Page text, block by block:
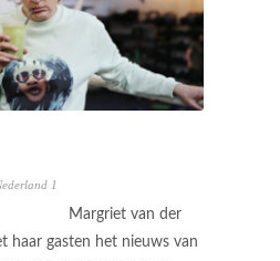
1
Margriet van der
haar gasten het nieuws van